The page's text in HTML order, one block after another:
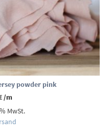
powder pink
/m
MwSt.